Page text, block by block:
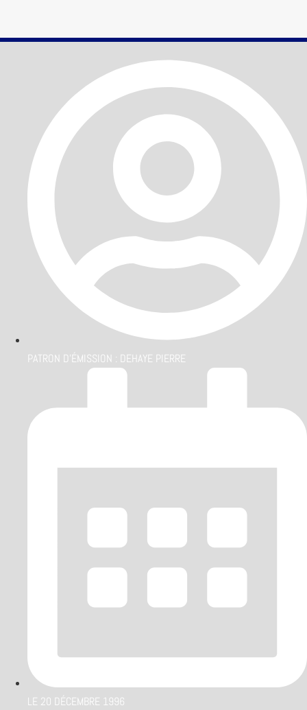
PATRON D'ÉMISSION : DEHAYE PIERRE
LE 20 DÉCEMBRE 1996